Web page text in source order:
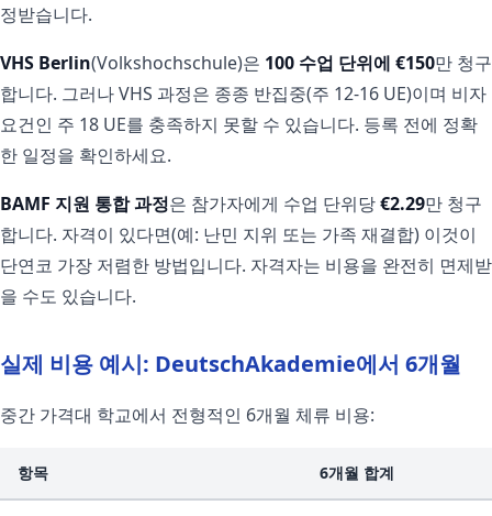
정받습니다.
VHS Berlin(Volkshochschule)은 100 수업 단위에 €150만 청구
합니다. 그러나 VHS 과정은 종종 반집중(주 12-16 UE)이며 비자
요건인 주 18 UE를 충족하지 못할 수 있습니다. 등록 전에 정확
한 일정을 확인하세요.
BAMF 지원 통합 과정은 참가자에게 수업 단위당€2.29만 청구
합니다. 자격이 있다면(예: 난민 지위 또는 가족 재결합) 이것이
단연코 가장 저렴한 방법입니다. 자격자는 비용을 완전히 면제받
을 수도 있습니다.
실제 비용 예시: DeutschAkademie에서 6개월
중간 가격대 학교에서 전형적인 6개월 체류 비용:
항목 6개월 합계